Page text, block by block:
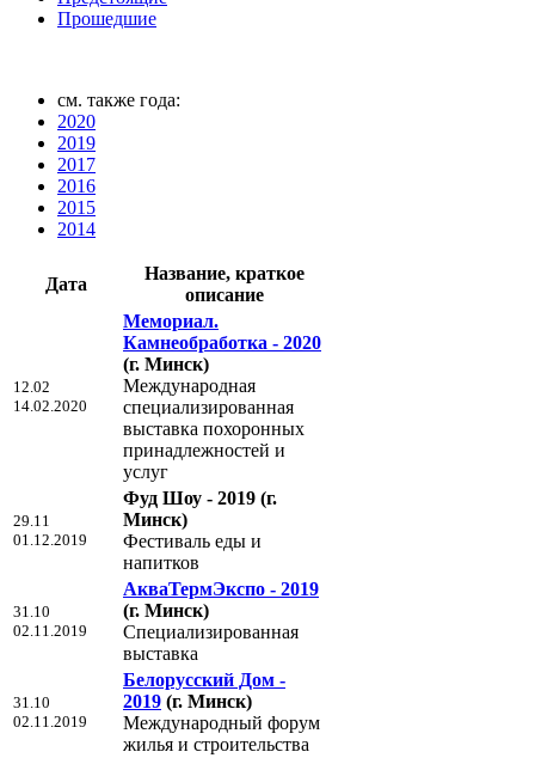
Прошедшие
см. также года:
2020
2019
2017
2016
2015
2014
Дата
Название, краткое
описание
12.02
14.02.2020
Мемориал.
Камнеобработка - 2020
(г. Минск)
Международная
специализированная
выставка похоронных
принадлежностей и
услуг
29.11
01.12.2019
Фуд Шоу - 2019 (г.
Минск)
Фестиваль еды и
напитков
31.10
02.11.2019
АкваТермЭкспо - 2019
(г. Минск)
Специализированная
выставка
31.10
02.11.2019
Белорусский Дом -
2019 (г. Минск)
Международный форум
жилья и строительства